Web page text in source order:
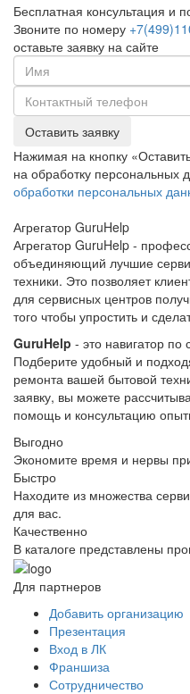
Бесплатная консультация и
Звоните по номеру
оставьте заявку на сайте
Оставить заявку
Нажимая на кнопку
на обработку персональных
обработки персональных
Агрегатор GuruHelp
Агрегатор GuruHelp -
объединяющий лучшие
техники. Это позволяет
для сервисных центров
того чтобы упростить и
GuruHelp - это навигатор
Подберите удобный и
ремонта вашей бытовой
заявку, вы можете
помощь и консультацию
Выгодно
Экономите время и нервы
Быстро
Находите из множества
для вас.
Качественно
В каталоге представлены
Для партнеров
Добавить организацию
Презентация
Вход в ЛК
Франшиза
Сотрудничество